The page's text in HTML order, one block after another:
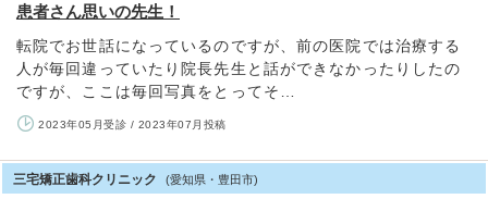
患者さん思いの先生！
転院でお世話になっているのですが、前の医院では治療する
人が毎回違っていたり院長先生と話ができなかったりしたの
ですが、ここは毎回写真をとってそ…
2023年05月受診 / 2023年07月投稿
三宅矯正歯科クリニック (愛知県・豊田市)